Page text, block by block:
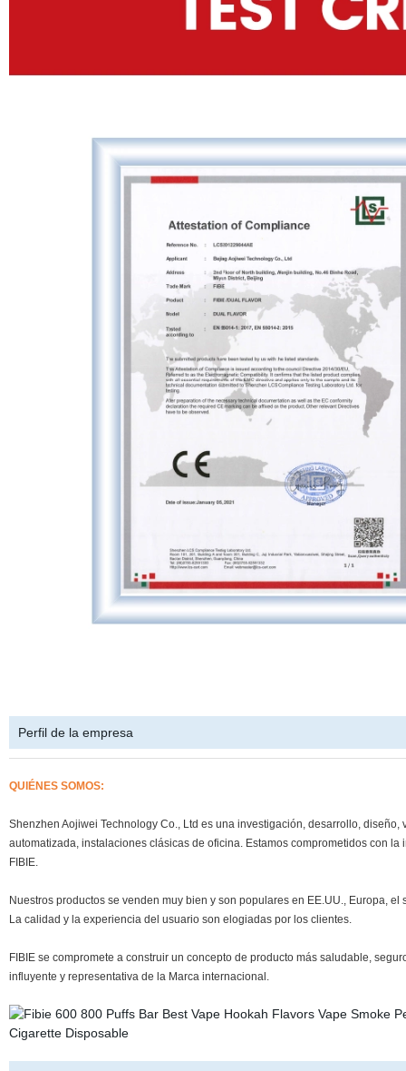
Perfil de la empresa
QUIÉNES SOMOS:
Shenzhen Aojiwei Technology Co., Ltd es una investigación, desarrollo,
automatizada, instalaciones clásicas de oficina. Estamos comprometidos con
FIBIE.
Nuestros productos se venden muy bien y son populares en EE.UU., Europa, el
La calidad y la experiencia del usuario son elogiadas por los clientes.
FIBIE se compromete a construir un concepto de producto más saludable,
influyente y representativa de la Marca internacional.